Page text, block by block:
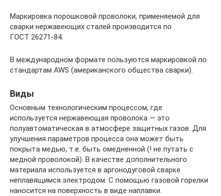
Маркировка порошковой проволоки, применяемой для
сварки нержавеющих сталей производится по
ГОСТ 26271-84.
В международном формате пользуются маркировкой по
стандартам AWS (американского общества сварки).
Виды
Основным технологическим процессом, где
используется нержавеющая проволока — это
полуавтоматическая в атмосфере защитных газов. Для
улучшения параметров процесса она может быть
покрыта медью, т.е. быть омедненной (! не путать с
медной проволокой). В качестве дополнительного
материала используется в аргонодуговой сварке
неплавящимся электродом. С помощью газовой горелки
наносится на поверхность в виде наплавки.